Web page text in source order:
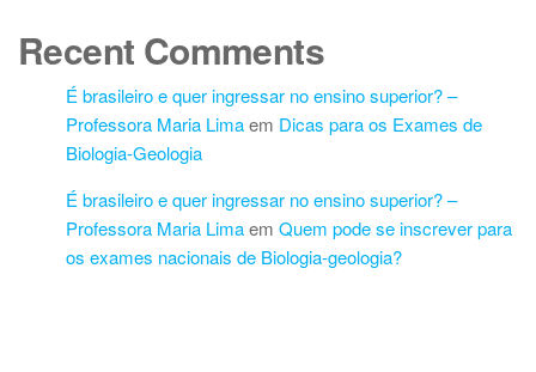
Recent Comments
É brasileiro e quer ingressar no ensino superior? –
Professora Maria Limaem Dicas para os Exames de
Biologia-Geologia
É brasileiro e quer ingressar no ensino superior? –
Professora Maria Limaem Quem pode se inscrever para
os exames nacionais de Biologia-geologia?